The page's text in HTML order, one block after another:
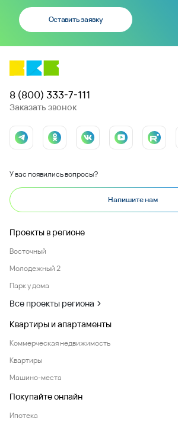
Оставить заявку
8 (800) 333-7-111
Заказать звонок
У вас появились вопросы?
Напишите нам
Проекты в регионе
Восточный
Молодежный 2
Парк у дома
Все проекты региона
Квартиры и апартаменты
Коммерческая недвижимость
Квартиры
Машино-места
Покупайте онлайн
Ипотека